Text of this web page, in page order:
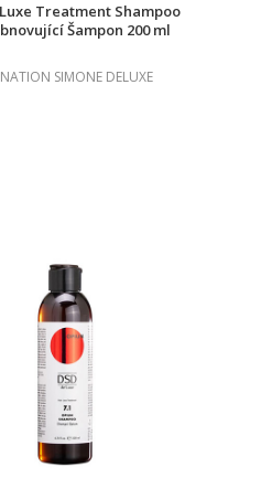
Treatment Shampoo
Šampon 200 ml
SIMONE DELUXE